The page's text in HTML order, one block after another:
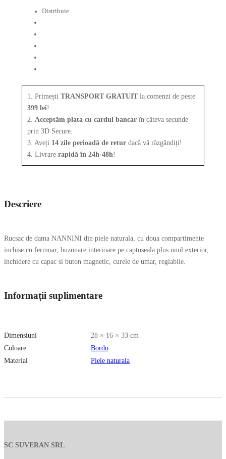
Distribuie
1. Primești TRANSPORT GRATUIT la comenzi de peste
399 lei!
2. Acceptăm plata cu cardul bancar în câteva secunde
prin 3D Secure.
3. Aveți 14 zile perioadă de retur dacă vă răzgândiți!
4. Livrare rapidă în 24h-48h!
Descriere
Rucsac de dama NANNINI din piele naturala, cu doua compartimente
inchise cu fermoar, buzunare interioare pe captuseala plus unul exterior,
inchidere cu capac si buton magnetic, curele de umar, reglabile.
Informații suplimentare
Dimensiuni
28 × 16 × 33 cm
Culoare
Bordo
Material
Piele naturala
SC SUVERAN SRL